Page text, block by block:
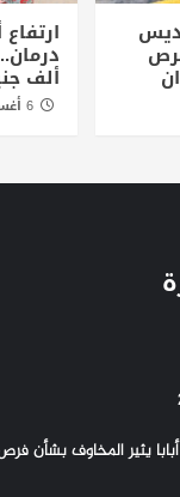
ألف
يثير المخاوف بشأن